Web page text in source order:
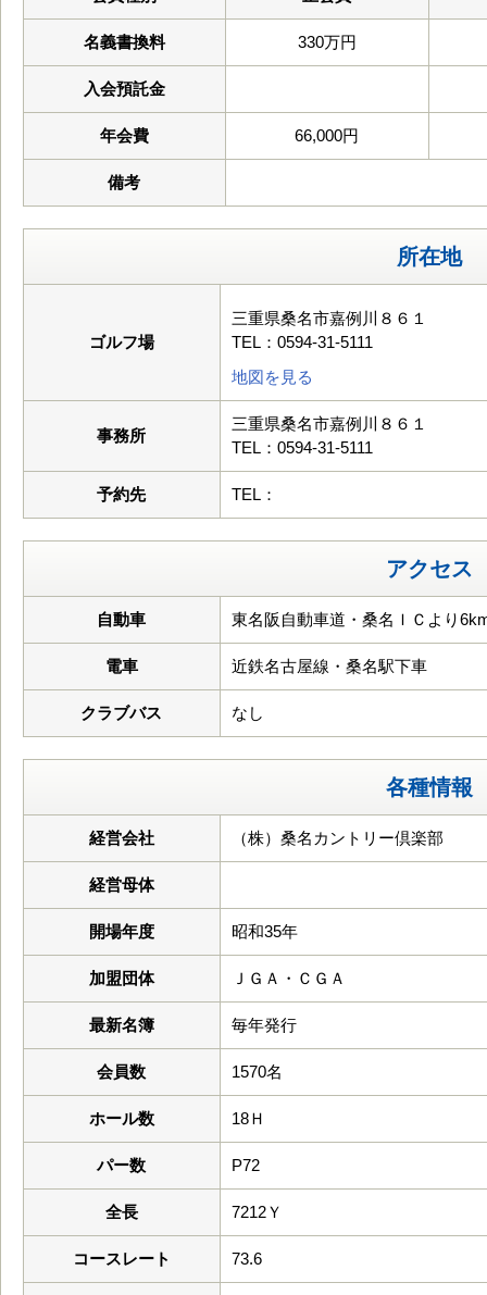
名義書換料 330万円
入会預託金
年会費 66,000円
備考
所在地
ゴルフ場
三重県桑名市嘉例川８６１
TEL：0594-31-5111
地図を見る
事務所
三重県桑名市嘉例川８６１
TEL：0594-31-5111
予約先 TEL：
アクセス
自動車 東名阪自動車道・桑名ＩＣより
電車 近鉄名古屋線・桑名駅下車
クラブバス なし
各種情報
経営会社 （株）桑名カントリー倶楽部
経営母体
開場年度 昭和35年
加盟団体 ＪＧＡ・ＣＧＡ
最新名簿 毎年発行
会員数 1570名
ホール数 18Ｈ
パー数 P72
全長 7212Ｙ
コースレート 73.6